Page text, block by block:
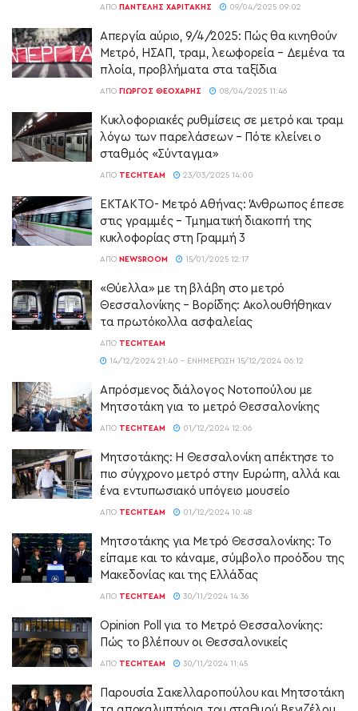
ΑΠΌ ΠΑΝΤΕΛΉΣ ΧΑΡΙΤΆΚΗΣ 09/04/2025 09:02
Απεργία αύριο, 9/4/2025: Πώς θα κινηθούν
Μετρό, ΗΣΑΠ, τραμ, λεωφορεία – Δεμένα τα
πλοία, προβλήματα στα ταξίδια
ΑΠΌ ΓΙΏΡΓΟΣ ΘΕΟΧΆΡΗΣ 08/04/2025 11:46
Κυκλοφοριακές ρυθμίσεις σε μετρό και τραμ
λόγω των παρελάσεων – Πότε κλείνει ο
σταθμός «Σύνταγμα»
ΑΠΌ TECHTEAM 23/03/2025 14:00
ΕΚΤΑΚΤΟ- Μετρό Αθήνας: Άνθρωπος έπεσε
στις γραμμές – Τμηματική διακοπή της
κυκλοφορίας στη Γραμμή 3
ΑΠΌ NEWSROOM 15/01/2025 12:17
«Θύελλα» με τη βλάβη στο μετρό
Θεσσαλονίκης – Βορίδης: Ακολουθήθηκαν
τα πρωτόκολλα ασφαλείας
ΑΠΌ TECHTEAM
14/12/2024 21:40 - ΕΝΗΜΈΡΩΣΗ 15/12/2024 06:12
Απρόσμενος διάλογος Νοτοπούλου με
Μητσοτάκη για το μετρό Θεσσαλονίκης
ΑΠΌ TECHTEAM 01/12/2024 12:06
Μητσοτάκης: Η Θεσσαλονίκη απέκτησε το
πιο σύγχρονο μετρό στην Ευρώπη, αλλά και
ένα εντυπωσιακό υπόγειο μουσείο
ΑΠΌ TECHTEAM 01/12/2024 10:48
Μητσοτάκης για Μετρό Θεσσαλονίκης: Το
είπαμε και το κάναμε, σύμβολο προόδου της
Μακεδονίας και της Ελλάδας
ΑΠΌ TECHTEAM 30/11/2024 14:36
Opinion Poll για το Μετρό Θεσσαλονίκης:
Πώς το βλέπουν οι Θεσσαλονικείς
ΑΠΌ TECHTEAM 30/11/2024 11:45
Παρουσία Σακελλαροπούλου και Μητσοτάκη